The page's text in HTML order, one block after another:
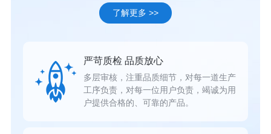
了解更多 >>
严苛质检 品质放心
多层审核，注重品质细节，对每一道生产
工序负责，对每一位用户负责，竭诚为用
户提供合格的、可靠的产品。